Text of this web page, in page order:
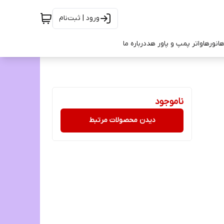
ورود | ثبت‌نام
نورهاواتر پمپ و پاور هددرباره ما
ناموجود
دیدن محصولات مرتبط